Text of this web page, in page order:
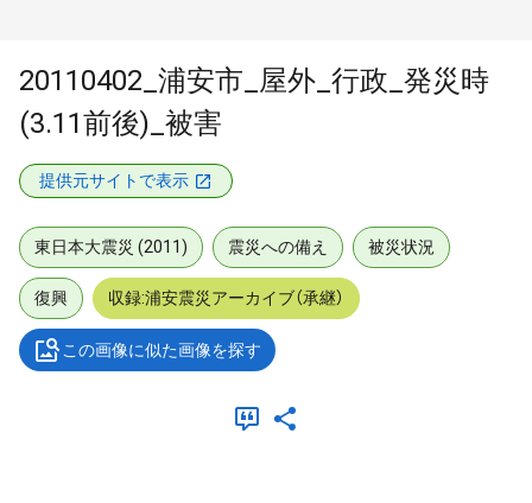
20110402_浦安市_屋外_行政_発災時
(3.11前後)_被害
提供元サイトで表示
東日本大震災 (2011) 震災への備え 被災状況
復興 収録:浦安震災アーカイブ（承継）
この画像に似た画像を探す